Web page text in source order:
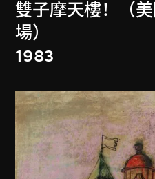
雙子摩天樓！（
場）
1983